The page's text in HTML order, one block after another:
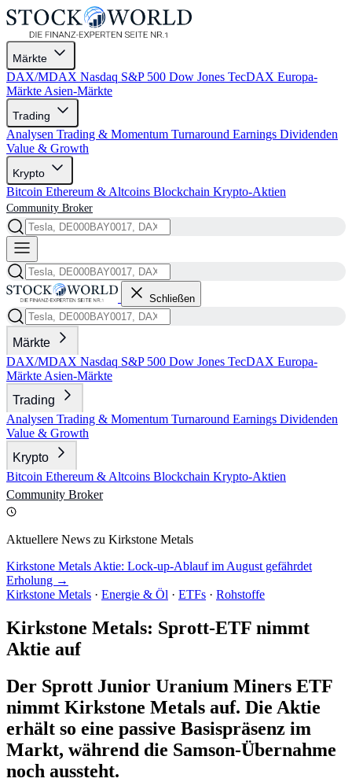
Märkte
DAX/MDAX Nasdaq S&P 500 Dow Jones TecDAX Europa-
Märkte Asien-Märkte
Trading
Analysen Trading & Momentum Turnaround Earnings Dividenden
Value & Growth
Krypto
Bitcoin Ethereum & Altcoins Blockchain Krypto-Aktien
Community Broker
Schließen
Märkte
DAX/MDAX Nasdaq S&P 500 Dow Jones TecDAX Europa-
Märkte Asien-Märkte
Trading
Analysen Trading & Momentum Turnaround Earnings Dividenden
Value & Growth
Krypto
Bitcoin Ethereum & Altcoins Blockchain Krypto-Aktien
Community Broker
Aktuellere News zu Kirkstone Metals
Kirkstone Metals Aktie: Lock-up-Ablauf im August gefährdet
Erholung →
Kirkstone Metals · Energie & Öl · ETFs · Rohstoffe
Kirkstone Metals: Sprott-ETF nimmt
Aktie auf
Der Sprott Junior Uranium Miners ETF
nimmt Kirkstone Metals auf. Die Aktie
erhält so eine passive Basispräsenz im
Markt, während die Samson-Übernahme
noch aussteht.